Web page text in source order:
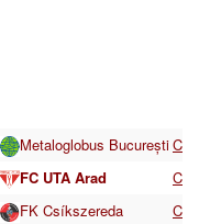
Metaloglobus BucureștiC
FC UTA Arad C
FK Csíkszereda C